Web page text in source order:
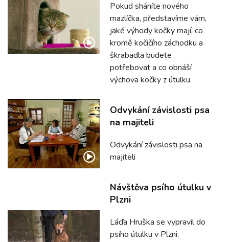
Pokud sháníte nového
mazlíčka, představíme vám,
jaké výhody kočky mají, co
kromě kočičího záchodku a
škrabadla budete
potřebovat a co obnáší
výchova kočky z útulku.
Odvykání závislosti psa
na majiteli
Odvykání závislosti psa na
majiteli
Návštěva psího útulku v
Plzni
Láďa Hruška se vypravil do
psího útulku v Plzni.